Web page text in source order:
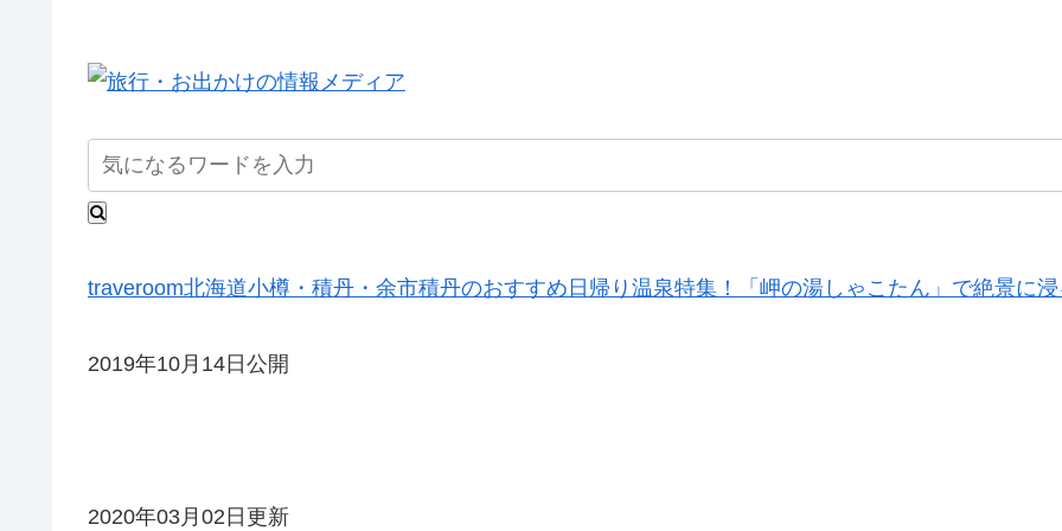
traveroom北海道小樽・積丹・余市積丹のおすすめ日帰り温泉特集！「岬の湯しゃこたん」で絶景に
2019年10月14日公開
2020年03月02日更新